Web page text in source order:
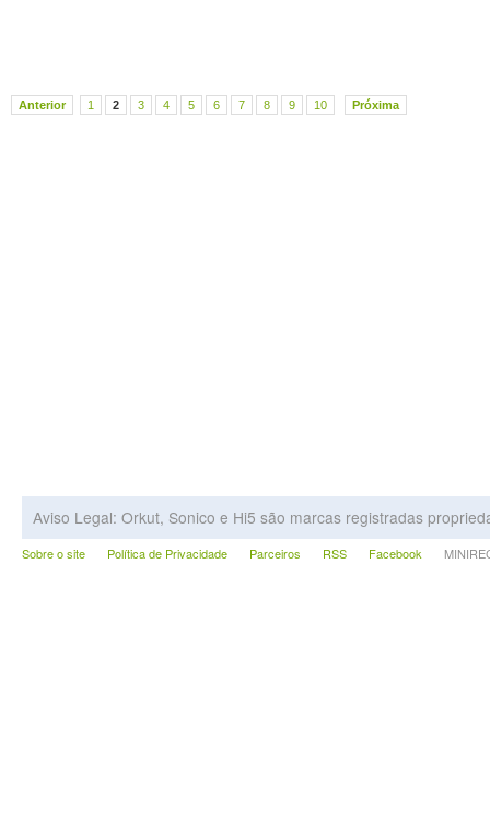
Anterior 1 2 3 4 5 6 7 8 9 10 Próxima
Aviso Legal: Orkut, Sonico e Hi5 são marcas registradas
Sobre o site Política de Privacidade Parceiros RSS Facebook